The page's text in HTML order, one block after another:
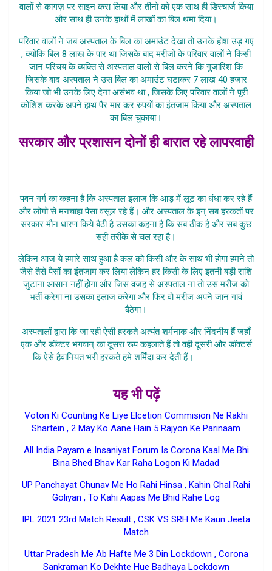
वालों से कागज़ पर साइन करा लिया और तीनो को एक साथ ही डिस्चार्ज किया
और साथ ही उनके हाथों में लाखों का बिल थमा दिया।
परिवार वालों ने जब अस्पताल के बिल का अमाउंट देखा तो उनके होश उड़ गए
, क्योंकि बिल 8 लाख के पार था जिसके बाद मरीजों के परिवार वालों ने किसी
जान परिचय के व्यक्ति से अस्पताल वालों से बिल करने कि गुज़ारिश कि
जिसके बाद अस्पताल ने उस बिल का अमाउंट घटाकर 7 लाख 40 हज़ार
किया जो भी उनके लिए देना असंभव था , जिसके लिए परिवार वालों ने पूरी
कोशिश करके अपने हाथ पैर मार कर रुपयों का इंतजाम किया और अस्पताल
का बिल चुकाया।
सरकार और प्रशासन दोनों ही बारात रहे लापरवाही
पवन गर्ग का कहना है कि अस्पताल इलाज कि आड़ में लूट का धंधा कर रहे हैं
और लोगो से मनचाहा पैसा वसूल रहे हैं। और अस्पताल के इन् सब हरकतों पर
सरकार मौन धारण किये बैठी है उसका कहना है कि सब ठीक है और सब कुछ
सही तरीके से चल रहा है।
लेकिन आज ये हमारे साथ हुआ है कल को किसी और के साथ भी होगा हमने तो
जैसे तैसे पैसों का इंतजाम कर लिया लेकिन हर किसी के लिए इतनी बड़ी राशि
जुटाना आसान नहीं होगा और जिस वजह से अस्पताल ना तो उस मरीज को
भर्ती करेगा ना उसका इलाज करेगा और फिर वो मरीज अपने जान गावं
बैठेगा।
अस्पतालों द्वारा कि जा रही ऐसी हरकते अत्यंत शर्मनाक और निंदनीय हैं जहाँ
एक और डॉक्टर भगवान् का दूसरा रूप कहलाते हैं तो वही दूसरी और डॉक्टर्स
कि ऐसे हैवानियत भरी हरकते हमे शर्मिंदा कर देती हैं।
यह भी पढ़ें
Voton Ki Counting Ke Liye Elcetion Commision Ne Rakhi
Shartein , 2 May Ko Aane Hain 5 Rajyon Ke Parinaam
All India Payam e Insaniyat Forum Is Corona Kaal Me Bhi
Bina Bhed Bhav Kar Raha Logon Ki Madad
UP Panchayat Chunav Me Ho Rahi Hinsa , Kahin Chal Rahi
Goliyan , To Kahi Aapas Me Bhid Rahe Log
IPL 2021 23rd Match Result , CSK VS SRH Me Kaun Jeeta
Match
Uttar Pradesh Me Ab Hafte Me 3 Din Lockdown , Corona
Sankraman Ko Dekhte Hue Badhaya Lockdown